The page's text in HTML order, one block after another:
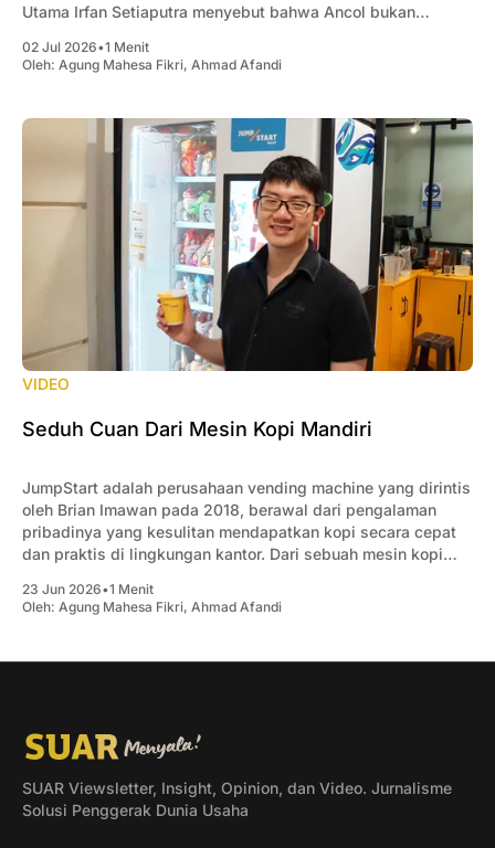
Utama Irfan Setiaputra menyebut bahwa Ancol bukan
pengalaman yang membuat pengunjung ingin kembali.
Menurutnya, keberhasilan transformasi tidak hanya
perubahan
02 Jul 2026•1 Menit
Oleh: Agung Mahesa Fikri, Ahmad Afandi
VIDEO
Seduh Cuan Dari Mesin Kopi Mandiri
JumpStart adalah perusahaan vending machine yang dirintis
oleh Brian Imawan pada 2018, berawal dari pengalaman
pribadinya yang kesulitan mendapatkan kopi secara cepat
dan praktis di lingkungan kantor. Dari sebuah mesin kopi
ini berkembang menjadi jaringan vending machine dengan
ribuan titik layanan di berbagai
23 Jun 2026•1 Menit
Oleh: Agung Mahesa Fikri, Ahmad Afandi
SUAR Viewsletter, Insight, Opinion, dan Video. Jurnalisme
Solusi Penggerak Dunia Usaha